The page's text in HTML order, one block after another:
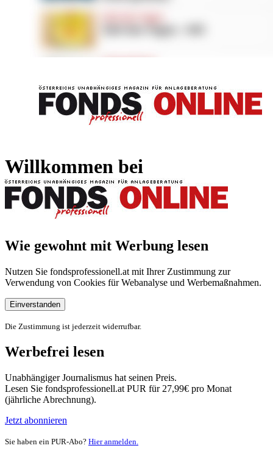
Willkommen bei
Wie gewohnt mit Werbung lesen
Nutzen Sie fondsprofessionell.at mit Ihrer Zustimmung zur
Verwendung von Cookies für Webanalyse und Werbemaßnahmen.
Einverstanden
Die Zustimmung ist jederzeit widerrufbar.
Werbefrei lesen
Unabhängiger Journalismus hat seinen Preis.
Lesen Sie fondsprofessionell.at PUR für 27,99€ pro Monat
(jährliche Abrechnung).
Jetzt abonnieren
Sie haben ein PUR-Abo? Hier anmelden.